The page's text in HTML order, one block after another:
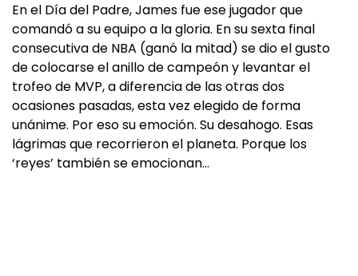
En el Día del Padre, James fue ese jugador que
comandó a su equipo a la gloria. En su sexta final
consecutiva de NBA (ganó la mitad) se dio el gusto
de colocarse el anillo de campeón y levantar el
trofeo de MVP, a diferencia de las otras dos
ocasiones pasadas, esta vez elegido de forma
unánime. Por eso su emoción. Su desahogo. Esas
lágrimas que recorrieron el planeta. Porque los
‘reyes’ también se emocionan…